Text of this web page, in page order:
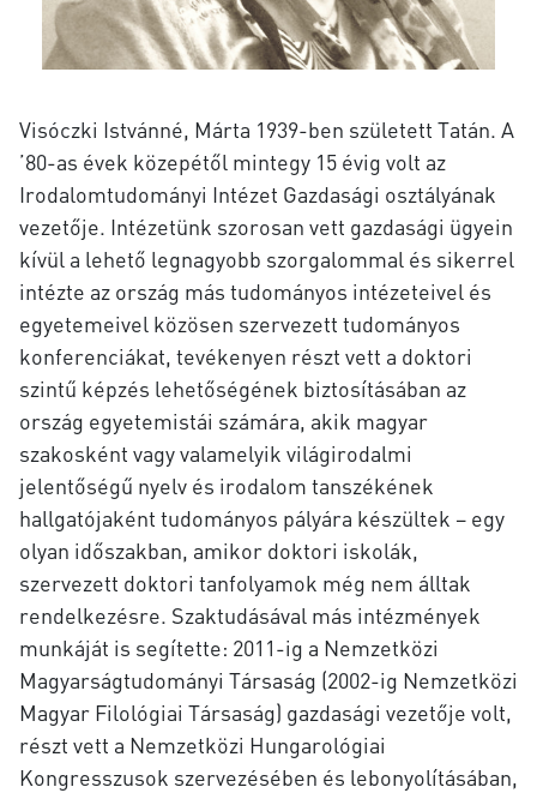
Visóczki Istvánné, Márta 1939-ben született Tatán. A
’80-as évek közepétől mintegy 15 évig volt az
Irodalomtudományi Intézet Gazdasági osztályának
vezetője. Intézetünk szorosan vett gazdasági ügyein
kívül a lehető legnagyobb szorgalommal és sikerrel
intézte az ország más tudományos intézeteivel és
egyetemeivel közösen szervezett tudományos
konferenciákat, tevékenyen részt vett a doktori
szintű képzés lehetőségének biztosításában az
ország egyetemistái számára, akik magyar
szakosként vagy valamelyik világirodalmi
jelentőségű nyelv és irodalom tanszékének
hallgatójaként tudományos pályára készültek – egy
olyan időszakban, amikor doktori iskolák,
szervezett doktori tanfolyamok még nem álltak
rendelkezésre. Szaktudásával más intézmények
munkáját is segítette: 2011-ig a Nemzetközi
Magyarságtudományi Társaság (2002-ig Nemzetközi
Magyar Filológiai Társaság) gazdasági vezetője volt,
részt vett a Nemzetközi Hungarológiai
Kongresszusok szervezésében és lebonyolításában,